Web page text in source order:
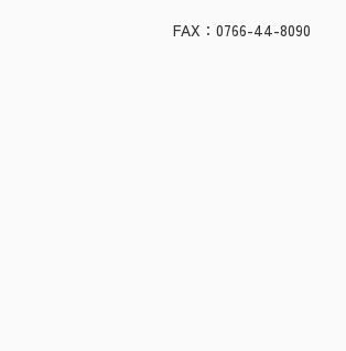
FAX：0766-44-8090